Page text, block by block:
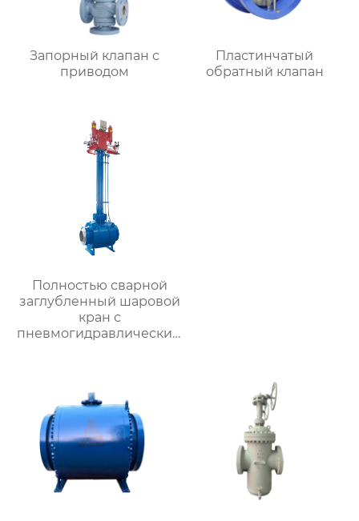
Запорный клапан с
приводом
Пластинчатый
обратный клапан
Полностью сварной
заглубленный шаровой
кран с
пневмогидравлическим